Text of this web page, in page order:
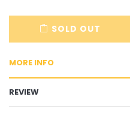
SOLD OUT
MORE INFO
REVIEW